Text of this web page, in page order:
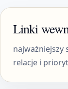
Linki
najważniejszy
relacje i